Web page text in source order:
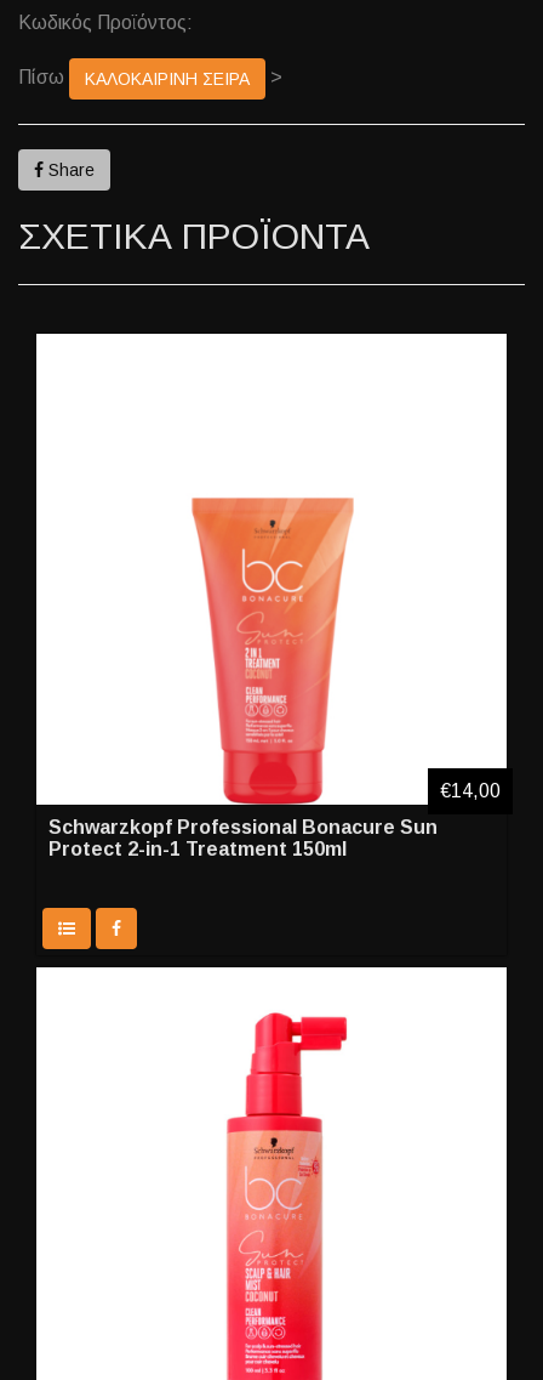
Κωδικός Προϊόντος:
Πίσω ΚΑΛΟΚΑΙΡΙΝΗ ΣΕΙΡΑ >
Share
ΣΧΕΤΙΚΑ ΠΡΟΪΟΝΤΑ
Schwarzkopf Professional Bonacure Sun
Protect 2-in-1 Treatment 150ml
€14,00